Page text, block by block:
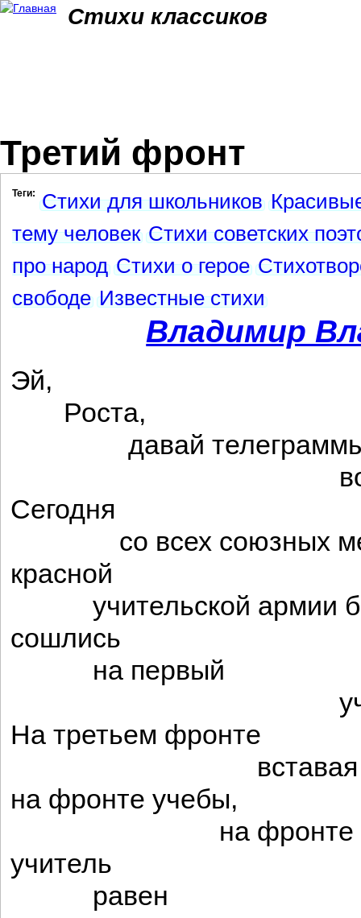
Стихи классиков
Третий фронт
Теги: Стихи для школьников
тему человек Стихи советских
про народ Стихи о герое
свободе Известные стихи
Владимир
Эй,
Роста,
давай
во все
Сегодня
со всех союзных
красной
учительской армии
сошлись
на первый
На третьем фронте
вставая
на фронте учебы,
на фронте
учитель
равен